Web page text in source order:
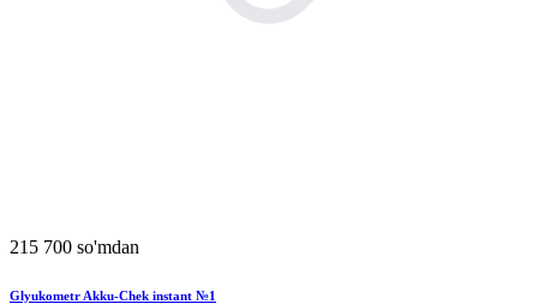
215 700 so'mdan
Glyukometr Akku-Chek instant №1